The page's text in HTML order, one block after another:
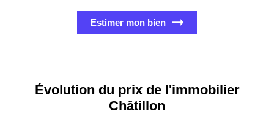
Estimer mon bien
Évolution du prix de l'immobilier
Châtillon